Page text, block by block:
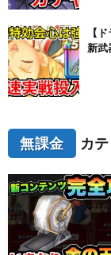
【
新武
無課金 カ